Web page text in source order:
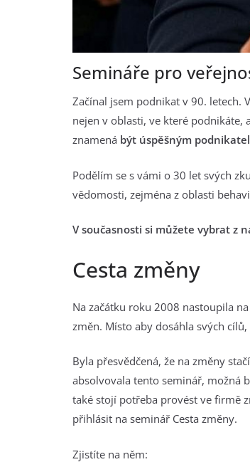
Semináře pro
Začínal jsem podnikat v 90. letech.
nejen v oblasti, ve které podnikáte,
znamená být úspěšným
Podělím se s vámi o 30 let svých
vědomosti, zejména z oblasti
V současnosti si můžete vybrat z
Cesta změny
Na začátku roku 2008 nastoupila
změn. Místo aby dosáhla svých
Byla přesvědčená, že na změny
absolvovala tento seminář, možná
také stojí potřeba provést ve firmě
přihlásit na seminář Cesta změny.
Zjistíte na něm: